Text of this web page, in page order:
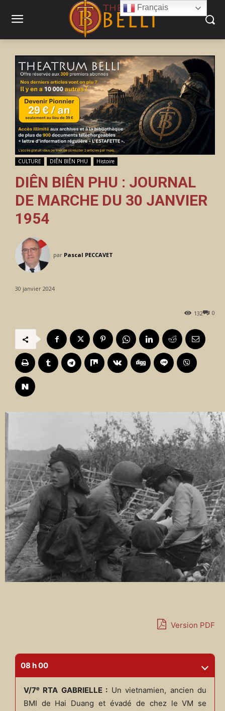
CULTURE DIÊN BIÊN PHU Histoire
DIÊN BIÊN PHU : JOURNAL
DE MARCHE DU 30 JANVIER
1954
par Pascal PECCAVET
30 janvier 2024
0
132
Version PDF
08 h 00
V/7eRTA GABRIELLE : Un vietnamien, ancien du
BMI de Hai Duang et évadé de chez le VM se
Français